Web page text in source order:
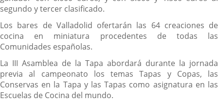
segundo y tercer clasificado.
Los bares de Valladolid ofertarán las 64 creaciones de
cocina en miniatura procedentes de todas las
Comunidades españolas.
La III Asamblea de la Tapa abordará durante la jornada
previa al campeonato los temas Tapas y Copas, las
Conservas en la Tapa y las Tapas como asignatura en las
Escuelas de Cocina del mundo.